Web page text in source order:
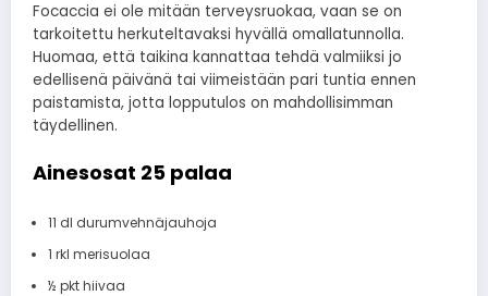
Focaccia ei ole mitään terveysruokaa, vaan se on
tarkoitettu herkuteltavaksi hyvällä omallatunnolla.
Huomaa, että taikina kannattaa tehdä valmiiksi jo
edellisenä päivänä tai viimeistään pari tuntia ennen
paistamista, jotta lopputulos on mahdollisimman
täydellinen.
Ainesosat 25 palaa
11 dl durumvehnäjauhoja
1 rkl merisuolaa
½ pkt hiivaa